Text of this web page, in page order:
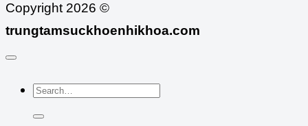
Copyright 2026 ©
trungtamsuckhoenhikhoa.com